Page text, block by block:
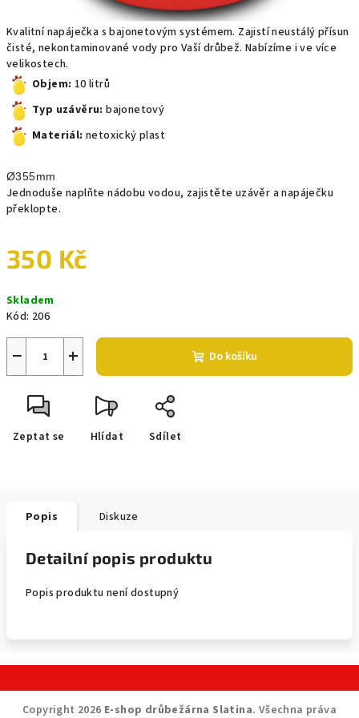
Kvalitní napáječka s bajonetovým systémem. Zajistí neustálý přísun
čisté, nekontaminované vody pro Vaší drůbež. Nabízíme i ve více
velikostech.
Objem: 10 litrů
Typ uzávěru: bajonetový
Materiál: netoxický plast
Ø355mm
Jednoduše naplňte nádobu vodou, zajistěte uzávěr a napáječku
překlopte.
350 Kč
cena:
Skladem
Kód: 206
+
− Do košíku
Zeptat se Hlídat Sdílet
Popis Diskuze
Detailní popis produktu
Popis produktu není dostupný
á
Copyright 2026 E-shop drůbežárna Slatina. Všechna práva